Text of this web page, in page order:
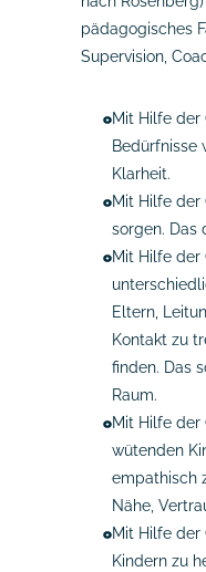
pädagogisches
Supervision,
Mit Hilfe der
Bedürfnisse
Klarheit.
Mit Hilfe der
sorgen. Das
Mit Hilfe der
Eltern,
Kontakt zu
finden. Das
Raum.
Mit Hilfe der
wütenden
empathisch
Nähe,
Mit Hilfe der
Kindern zu